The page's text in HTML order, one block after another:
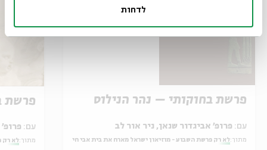
לדחות
פרשת בחוקותי – נהר הנילוס
עם:
מתוך: לא רק פרשת השבוע - מוזיאון ישראל מארח את בית אבי חי
פרשת
עם:
מתוך: לא רק